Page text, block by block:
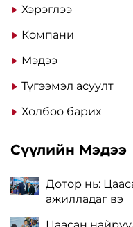
Хэрэглээ
Компани
Мэдээ
Түгээмэл асуулт
Холбоо барих
Сүүлийн Мэдээ
Дотор нь:
ажилладаг вэ
Цаасан